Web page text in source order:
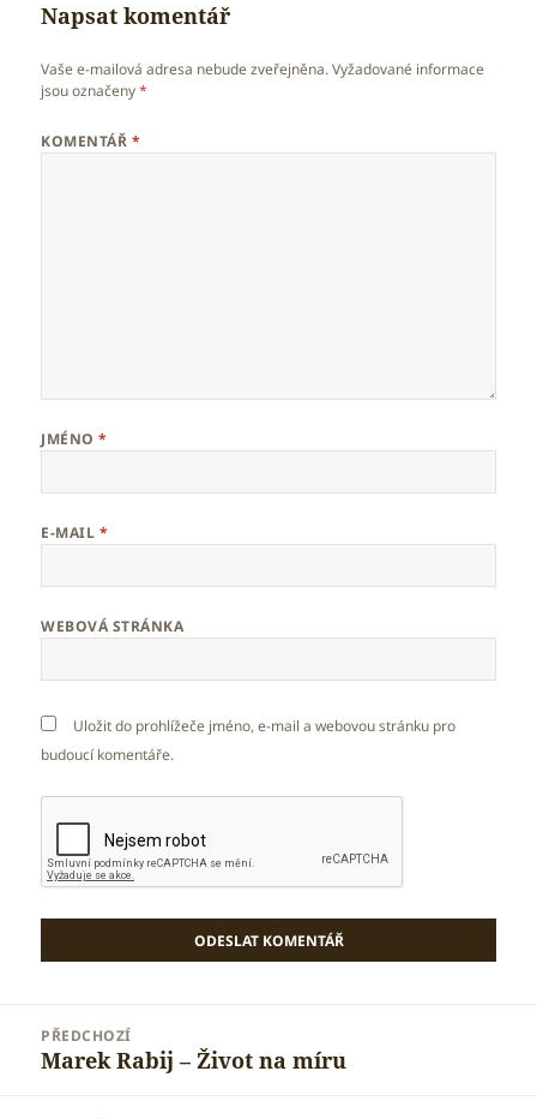
Napsat komentář
Vaše e-mailová adresa nebude zveřejněna. Vyžadované informace
jsou označeny*
KOMENTÁŘ *
JMÉNO*
E-MAIL *
WEBOVÁ STRÁNKA
Uložit do prohlížeče jméno, e-mail a webovou stránku pro
budoucí komentáře.
příspěvek
PŘEDCHOZÍ
Předchozí
Marek Rabij – Život na míru